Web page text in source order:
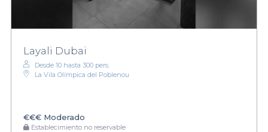
Layali Dubai
Desde 10 hasta 300 pers.
La Vila Olímpica del Poblenou
€€€ Moderado
Establecimiento no reservable